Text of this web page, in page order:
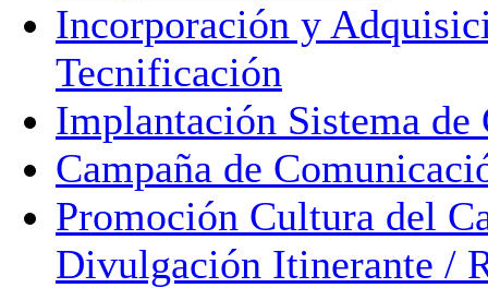
Incorporación y
Tecnificación
Implantación Sistema
Campaña de
Promoción Cultura del
Divulgación Itinerante /